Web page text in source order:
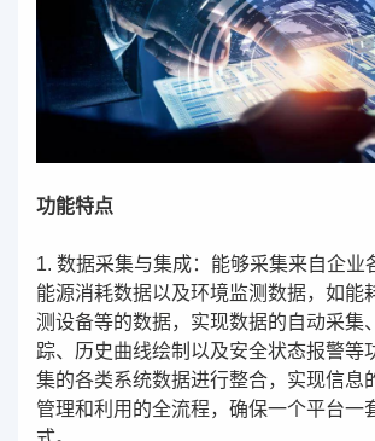
功能特点
1. 数据采集与集成：能够采集来自企业
能源消耗数据以及环境监测数据，如能
测设备等的数据，实现数据的自动采集
踪、历史曲线绘制以及安全状态报警等
集的各类系统数据进行整合，实现信息
管理和利用的全流程，确保一个平台一